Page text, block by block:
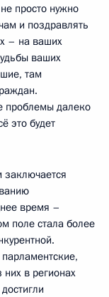
просто нужно
и поздравлять
– на ваших
ваших
там
проблемы далеко
это будет
заключается
время –
поле стала более
в регионах